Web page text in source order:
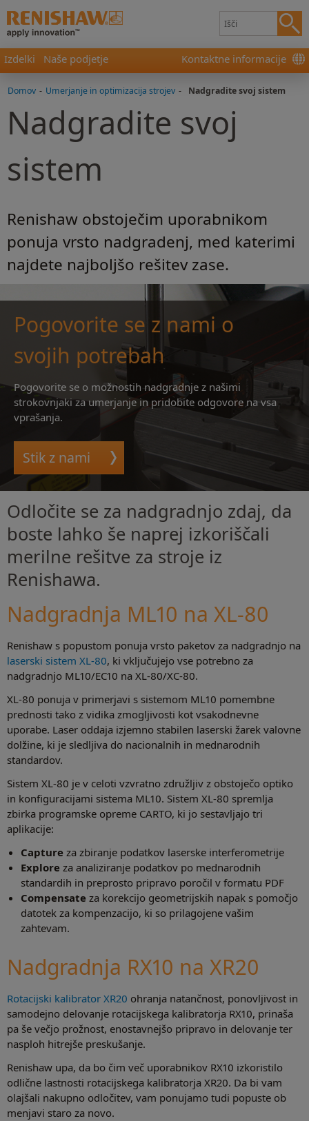
Izdelki Naše podjetje Kontaktne informacije
Domov - Umerjanje in optimizacija strojev - Nadgradite svoj sistem
Nadgradite svoj
sistem
Renishaw obstoječim uporabnikom
ponuja vrsto nadgradenj, med katerimi
najdete najboljšo rešitev zase.
Pogovorite se z nami o
svojih potrebah
Pogovorite se o možnostih nadgradnje z našimi
strokovnjaki za umerjanje in pridobite odgovore na vsa
vprašanja.
Stik z nami
Odločite se za nadgradnjo zdaj, da
boste lahko še naprej izkoriščali
merilne rešitve za stroje iz
Renishawa.
Nadgradnja ML10 na XL-80
Renishaw s popustom ponuja vrsto paketov za nadgradnjo na
laserski sistem XL-80, ki vključujejo vse potrebno za
nadgradnjo ML10/EC10 na XL-80/XC-80.
XL-80 ponuja v primerjavi s sistemom ML10 pomembne
prednosti tako z vidika zmogljivosti kot vsakodnevne
uporabe. Laser oddaja izjemno stabilen laserski žarek valovne
dolžine, ki je sledljiva do nacionalnih in mednarodnih
standardov.
Sistem XL-80 je v celoti vzvratno združljiv z obstoječo optiko
in konfiguracijami sistema ML10. Sistem XL-80 spremlja
zbirka programske opreme CARTO, ki jo sestavljajo tri
aplikacije:
Capture za zbiranje podatkov laserske interferometrije
Explore za analiziranje podatkov po mednarodnih
standardih in preprosto pripravo poročil v formatu PDF
Compensate za korekcijo geometrijskih napak s pomočjo
datotek za kompenzacijo, ki so prilagojene vašim
zahtevam.
Nadgradnja RX10 na XR20
Rotacijski kalibrator XR20 ohranja natančnost, ponovljivost in
samodejno delovanje rotacijskega kalibratorja RX10, prinaša
pa še večjo prožnost, enostavnejšo pripravo in delovanje ter
nasploh hitrejše preskušanje.
Renishaw upa, da bo čim več uporabnikov RX10 izkoristilo
odlične lastnosti rotacijskega kalibratorja XR20. Da bi vam
olajšali nakupno odločitev, vam ponujamo tudi popuste ob
menjavi staro za novo.